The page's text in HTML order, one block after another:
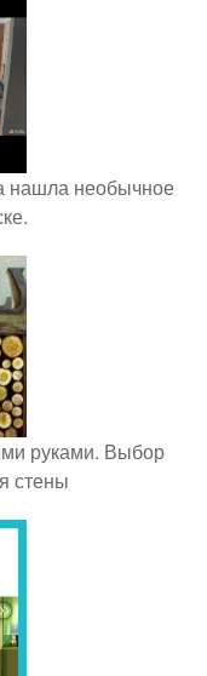
нашла необычное
руками. Выбор
стены